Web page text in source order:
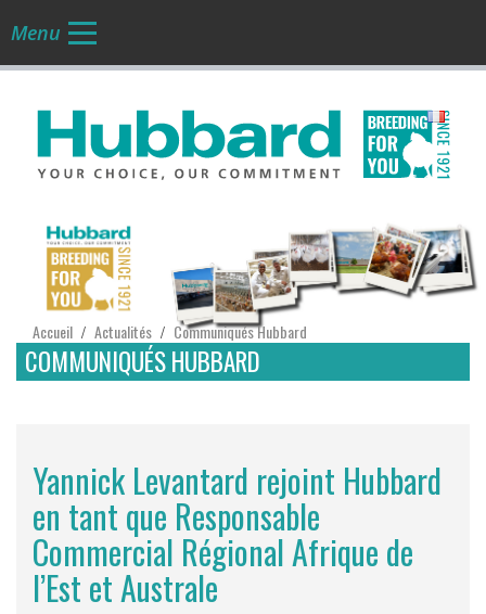
FR
Menu
Accueil / Actualités / Communiqués Hubbard
COMMUNIQUÉS HUBBARD
Yannick Levantard rejoint Hubbard
en tant que Responsable
Commercial Régional Afrique de
l’Est et Australe